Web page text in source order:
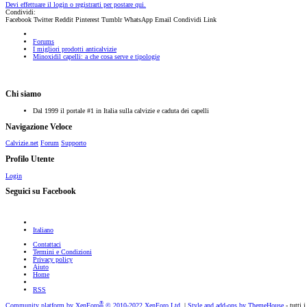
Devi effettuare il login o registrarti per postare qui.
Condividi:
Facebook Twitter Reddit Pinterest Tumblr WhatsApp Email Condividi Link
Forums
I migliori prodotti anticalvizie
Minoxidil capelli: a che cosa serve e tipologie
Chi siamo
Dal 1999 il portale #1 in Italia sulla calvizie e caduta dei capelli
Navigazione Veloce
Calvizie.net Forum Supporto
Profilo Utente
Login
Seguici su Facebook
Italiano
Contattaci
Termini e Condizioni
Privacy policy
Aiuto
Home
RSS
®